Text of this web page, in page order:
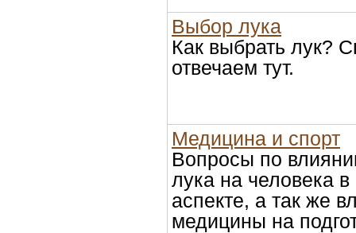
Выбор лука
Как выбрать лук?
отвечаем тут.
Медицина и спорт
Вопросы по
лука на человека
аспекте, а так же
медицины на